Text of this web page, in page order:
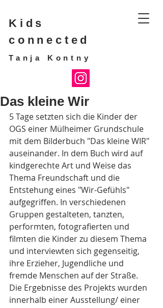
Kids
connected
Tanja Kontny
Das kleine Wir
5 Tage setzten sich die Kinder der
OGS einer Mülheimer Grundschule
mit dem Bilderbuch "Das kleine WIR"
auseinander. In dem Buch wird auf
kindgerechte Art und Weise das
Thema Freundschaft und die
Entstehung eines "Wir-Gefühls"
aufgegriffen. In verschiedenen
Gruppen gestalteten, tanzten,
performten, fotografierten und
filmten die Kinder zu diesem Thema
und interviewten sich gegenseitig,
ihre Erzieher, Jugendliche und
fremde Menschen auf der Straße.
Die Ergebnisse des Projekts wurden
innerhalb einer Ausstellung/ einer